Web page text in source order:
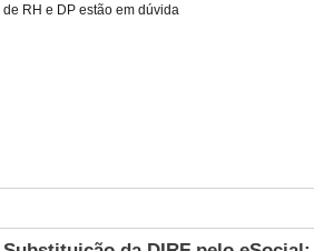
de RH e DP estão em dúvida